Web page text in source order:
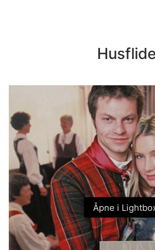
Åpne i